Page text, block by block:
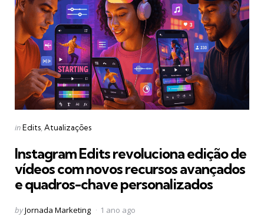
Categories
Posted
inEdits Atualizações
Instagram Edits revoluciona edição de
vídeos com novos recursos avançados
e quadros-chave personalizados
Posted
byJornada Marketing 1 ano ago